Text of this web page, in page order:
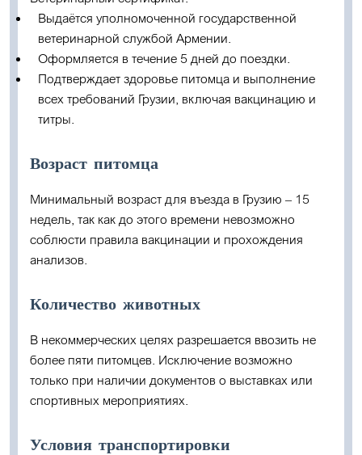
Выдаётся уполномоченной государственной
ветеринарной службой Армении.
Оформляется в течение 5 дней до поездки.
Подтверждает здоровье питомца и выполнение
всех требований Грузии, включая вакцинацию и
титры.
Возраст питомца
Минимальный возраст для въезда в Грузию – 15
недель, так как до этого времени невозможно
соблюсти правила вакцинации и прохождения
анализов.
Количество животных
В некоммерческих целях разрешается ввозить не
более пяти питомцев. Исключение возможно
только при наличии документов о выставках или
спортивных мероприятиях.
Условия транспортировки